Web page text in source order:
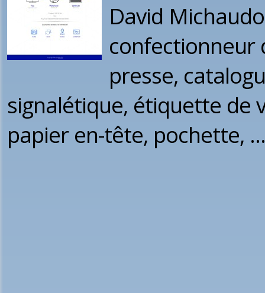
David
confectionneur
presse,
signalétique, étiquette de
papier en-tête, pochette, ...